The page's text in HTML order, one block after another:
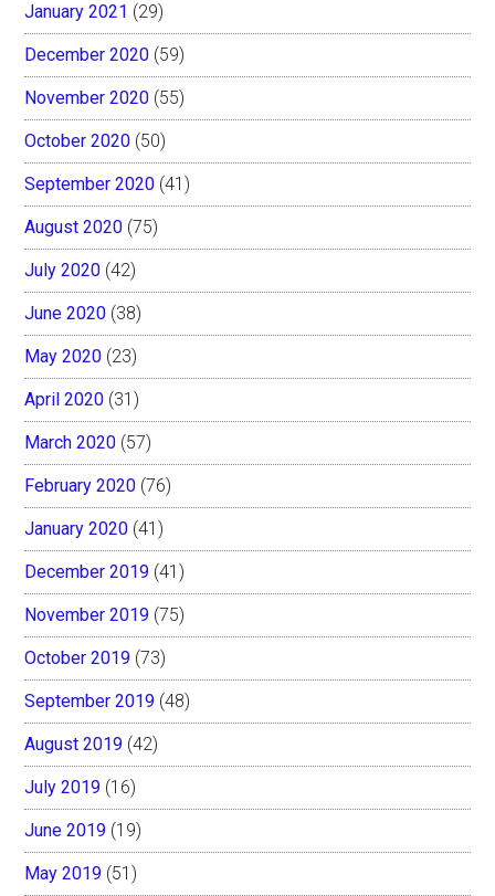
January 2021 (29)
December 2020 (59)
November 2020 (55)
October 2020 (50)
September 2020 (41)
August 2020 (75)
July 2020 (42)
June 2020 (38)
May 2020 (23)
April 2020 (31)
March 2020 (57)
February 2020 (76)
January 2020 (41)
December 2019 (41)
November 2019 (75)
October 2019 (73)
September 2019 (48)
August 2019 (42)
July 2019 (16)
June 2019 (19)
May 2019 (51)